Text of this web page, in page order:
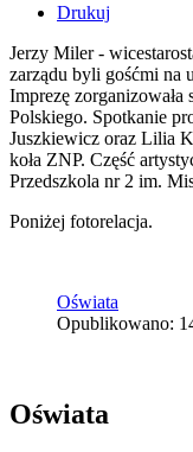
Drukuj
Jerzy Miler -
zarządu byli gośćmi na
Imprezę
Polskiego. Spotkanie
Juszkiewicz oraz Lilia
koła ZNP. Część
Przedszkola nr 2 im.
Poniżej fotorelacja.
Oświata
Opublikowano:
Oświata